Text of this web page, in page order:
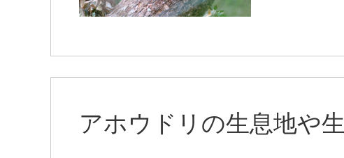
アホウドリの生息地や